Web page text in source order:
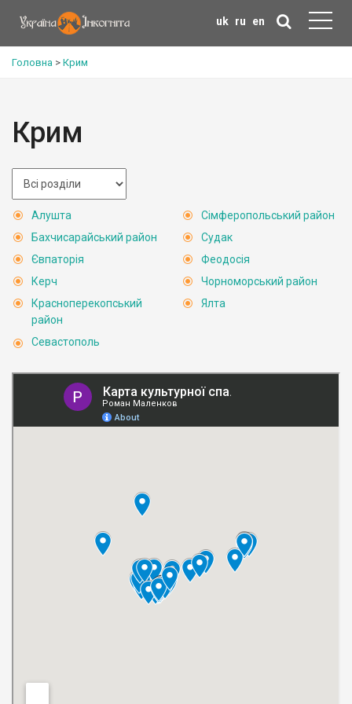
uk ru en
Головна > Крим
Крим
Алушта
Бахчисарайський район
Євпаторія
Керч
Красноперекопський
район
Севастополь
Сімферопольський район
Судак
Феодосія
Чорноморський район
Ялта